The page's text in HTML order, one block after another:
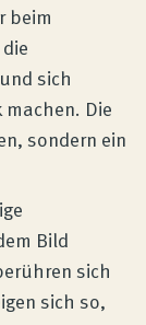
beim
sich
Die
sondern ein
Bild
sich
sich so,